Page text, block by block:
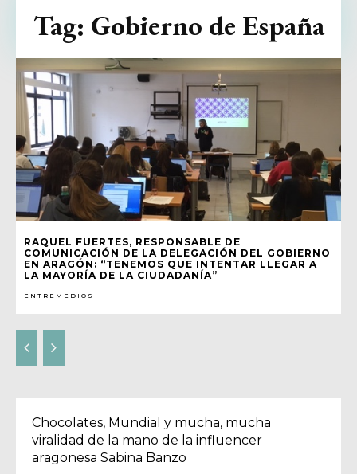
RAQUEL FUERTES, RESPONSABLE DE
COMUNICACIÓN DE LA DELEGACIÓN DEL GOBIERNO
EN ARAGÓN: “TENEMOS QUE INTENTAR LLEGAR A
LA MAYORÍA DE LA CIUDADANÍA”
ENTREMEDIOS
Tag: Gobierno de España
Chocolates, Mundial y mucha, mucha
viralidad de la mano de la influencer
aragonesa Sabina Banzo